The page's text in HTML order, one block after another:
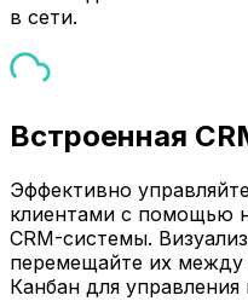
в сети.
Встроенная
Эффективно
клиентами с помощью
CRM-системы.
перемещайте их между
Канбан для